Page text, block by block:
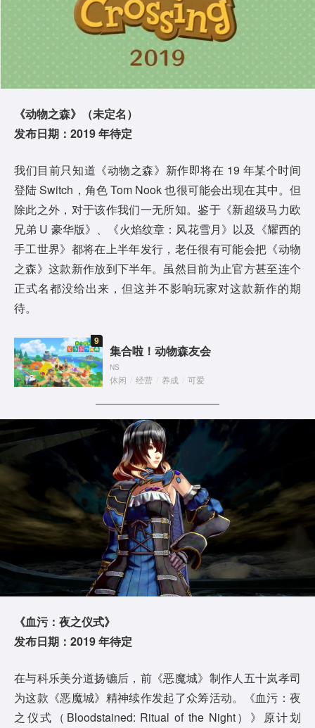
《动物之森》（未定名）
发布日期：2019 年待定
我们目前只知道《动物之森》新作即将在 19 年某个时间
登陆 Switch，角色 Tom Nook 也很可能会出现在其中。但
除此之外，对于该作我们一无所知。鉴于《新超级马力欧
兄弟 U 豪华版》、《火焰纹章：风花雪月》以及《耀西的
手工世界》都将在上半年发行，老任很有可能会把《动物
之森》这款新作放到下半年。虽然目前为止官方甚至连个
正式名都没给出来，但这并不影响玩家对这款新作的期
待。
9
集合啦！动物森友会
NS
休闲 经营 养成 可爱
《血污：夜之仪式》
发布日期：2019 年待定
在与科乐美分道扬镳后，前《恶魔城》制作人五十岚孝司
为这款《恶魔城》精神续作发起了众筹活动。《血污：夜
之仪式（Bloodstained: Ritual of the Night）》原计划